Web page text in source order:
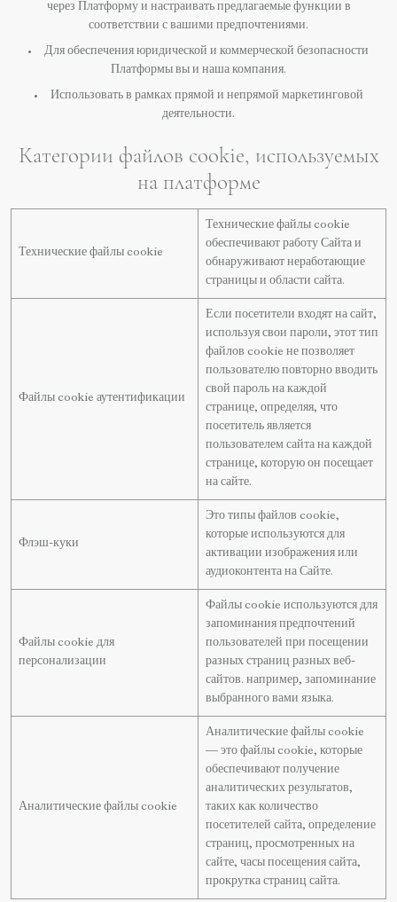
через Платформу и настраивать предлагаемые функции в
соответствии с вашими предпочтениями.
Для обеспечения юридической и коммерческой безопасности
Платформы вы и наша компания.
Использовать в рамках прямой и непрямой маркетинговой
деятельности.
Категории файлов cookie, используемых
на платформе
Технические файлы cookie
Технические файлы cookie
обеспечивают работу Сайта и
обнаруживают неработающие
страницы и области сайта.
Файлы cookie аутентификации
Если посетители входят на сайт,
используя свои пароли, этот тип
файлов cookie не позволяет
пользователю повторно вводить
свой пароль на каждой
странице, определяя, что
посетитель является
пользователем сайта на каждой
странице, которую он посещает
на сайте.
Флэш-куки
Это типы файлов cookie,
которые используются для
активации изображения или
аудиоконтента на Сайте.
Файлы cookie для
персонализации
Файлы cookie используются для
запоминания предпочтений
пользователей при посещении
разных страниц разных веб-
сайтов. например, запоминание
выбранного вами языка.
Аналитические файлы cookie
Аналитические файлы cookie
— это файлы cookie, которые
обеспечивают получение
аналитических результатов,
таких как количество
посетителей сайта, определение
страниц, просмотренных на
сайте, часы посещения сайта,
прокрутка страниц сайта.